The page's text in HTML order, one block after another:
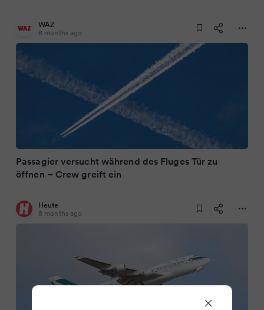
WAZ
8 months ago
Passagier versucht während des Fluges Tür zu
öffnen – Crew greift ein
Heute
8 months ago